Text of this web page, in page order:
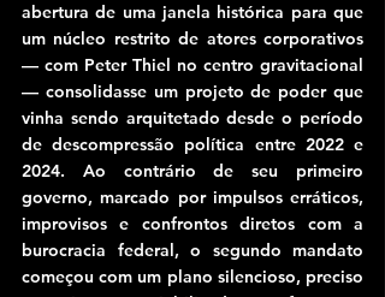
abertura de uma janela histórica para que
um núcleo restrito de atores corporativos
— com Peter Thiel no centro gravitacional
— consolidasse um projeto de poder que
vinha sendo arquitetado desde o período
de descompressão política entre 2022 e
2024. Ao contrário de seu primeiro
governo, marcado por impulsos erráticos,
improvisos e confrontos diretos com a
burocracia federal, o segundo mandato
começou com um plano silencioso, preciso